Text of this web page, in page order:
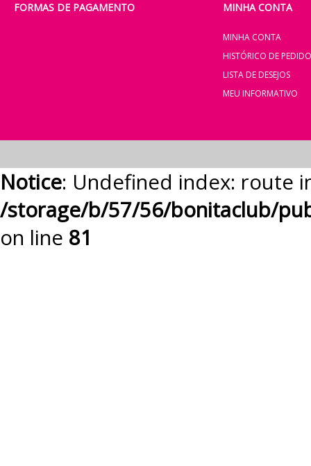
FORMAS DE PAGAMENTO MINHA CONTA
MINHA CONTA
HISTÓRICO DE
LISTA DE DESEJOS
MEU INFORMATIVO
Notice: Undefined index: route
/storage/b/57/56/bonitaclub/
on line 81